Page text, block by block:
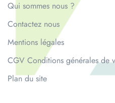
Qui sommes nous ?
Contactez nous
Mentions légales
CGV Conditions générales de
Plan du site